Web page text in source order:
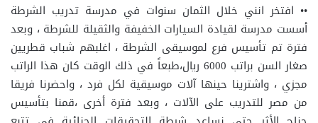
•• افتخر انني خلال الثمان سنوات في مدرسة تدريب الشرطة
أسست مدرسة لقيادة السيارات الخفيفة والثقيلة للشرطة ، وبعد
فترة تم تأسيس فرع لموسيقى الشرطة ، اغلبهم شباب قطريين
صغار السن براتب 6000 ريال،طبعاً في ذلك الوقت كان هذا الراتب
مجزي ، واشترينا حينها آلات موسيقية لكل فرد ، واحضرنا فريقا
من مصر للتدريب على الآلات ، وبعد فترة أخرى ،قمنا بتأسيس